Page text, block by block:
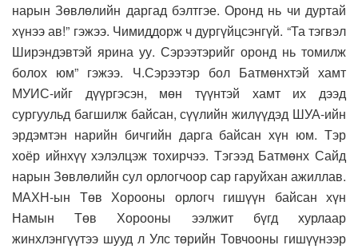
нарын Зөвлөлийн даргад бэлтгэе. Оронд нь чи дуртай
хүнээ ав!” гэжээ. Чимиддорж ч дургүйцсэнгүй. “Та тэгвэл
Ширэндэвтэй ярина уу. Сэрээтэрийг оронд нь томилж
болох юм” гэжээ. Ч.Сэрээтэр бол Батмөнхтэй хамт
МУИС-ийг дүүргэсэн, мөн түүнтэй хамт их дээд
сургуульд багшилж байсан, сүүлийн жилүүдэд ШУА-ийн
эрдэмтэн нарийн бичгийн дарга байсан хүн юм. Тэр
хоёр ийнхүү хэлэлцэж тохирчээ. Тэгээд Батмөнх Сайд
нарын Зөвлөлийн сул орлогчоор сар гаруйхан ажиллав.
МАХН-ын Төв Хорооны орлогч гишүүн байсан хүн
Намын Төв Хорооны ээлжит бүгд хурлаар
жинхлэнгүүтээ шууд л Улс төрийн Товчооны гишүүнээр